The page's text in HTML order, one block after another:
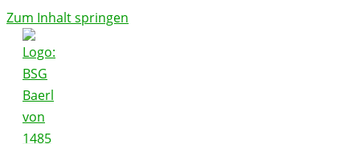
Zum Inhalt springen